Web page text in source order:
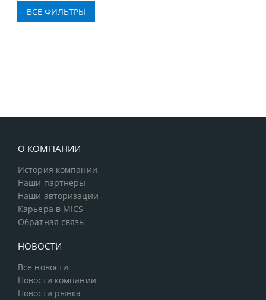
О КОМПАНИИ
История компании
Наши партнеры
Наши авторизации
Карьера в MICS
Обратная связь
НОВОСТИ
Все новости
Новости компании
Новости рынка